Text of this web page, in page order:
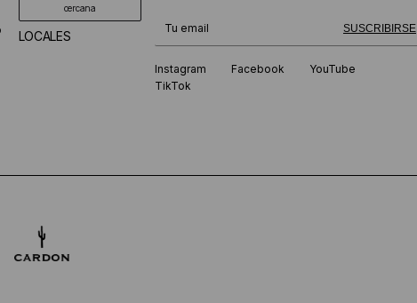
cercana
LOCALES SUSCRIBIRSE
¡Te suscribiste exitosamente!
Instagram Facebook
YouTube
TikTok